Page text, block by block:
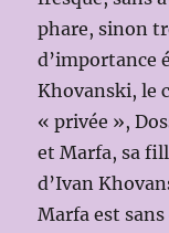
phare, sinon
d’importance
Khovanski, le
« privée »,
et Marfa, sa
d’Ivan
Marfa est